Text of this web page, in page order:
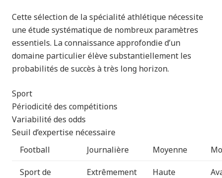
Cette sélection de la spécialité athlétique nécessite
une étude systématique de nombreux paramètres
essentiels. La connaissance approfondie d’un
domaine particulier élève substantiellement les
probabilités de succès à très long horizon.
Sport
Périodicité des compétitions
Variabilité des odds
Seuil d’expertise nécessaire
Football
Journalière Moyenne
Sport de
Extrêmement
Haute